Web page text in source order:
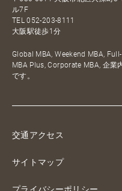
ル7F
TEL052-203-8111
大阪駅徒歩1分
Global MBA, Weekend MBA,
MBA Plus, Corporate MBA, 企業
です。
交通アクセス
サイトマップ